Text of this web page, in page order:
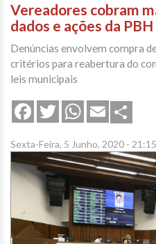
Vereadores cobram
dados e ações da
Denúncias envolvem compra
critérios para reabertura do
leis municipais
FacebookTwitterWhatsApp
Email
Sexta-Feira, 5 Junho, 2020 - 21:15